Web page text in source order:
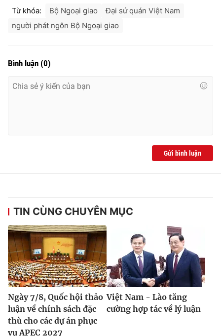
Từ khóa: Bộ Ngoại giao
Đại sứ quán Việt Nam
người phát ngôn Bộ Ngoại giao
Bình luận (0)
Gửi bình luận
TIN CÙNG CHUYÊN MỤC
Ngày 7/8, Quốc hội thảo
luận về chính sách đặc
thù cho các dự án phục
vụ APEC 2027
Việt Nam - Lào tăng
cường hợp tác về lý luận